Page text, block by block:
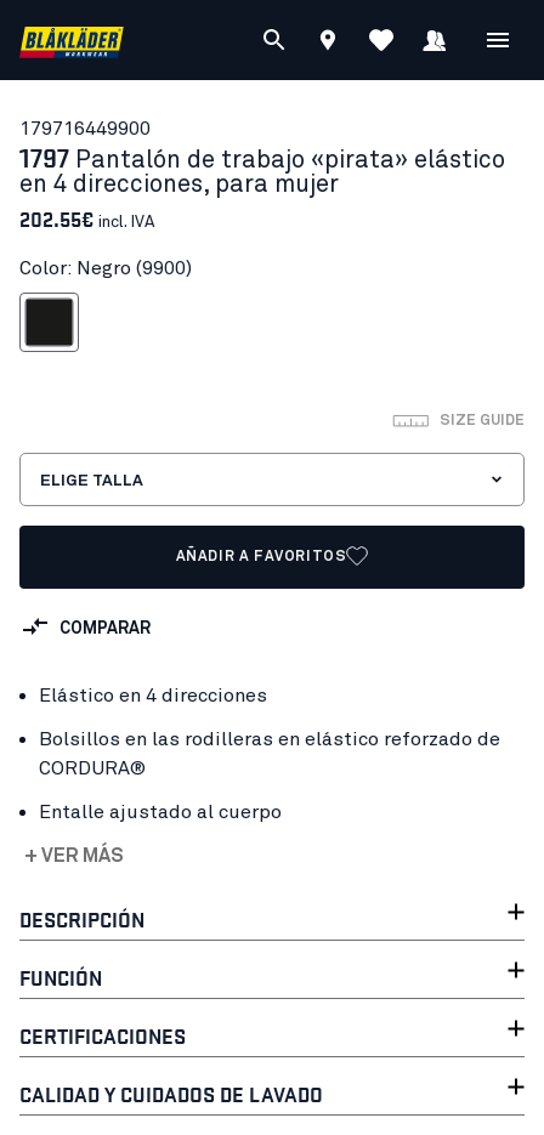
179716449900
1797 Pantalón de trabajo «pirata» elástico
en 4 direcciones, para mujer
202.55€ incl. IVA
Color: Negro (9900)
SIZE GUIDE
ELIGE TALLA
AÑADIR A FAVORITOS
COMPARAR
Elástico en 4 direcciones
Bolsillos en las rodilleras en elástico reforzado de
CORDURA®
Entalle ajustado al cuerpo
+ VER MÁS
DESCRIPCIÓN
FUNCIÓN
CERTIFICACIONES
CALIDAD Y CUIDADOS DE LAVADO